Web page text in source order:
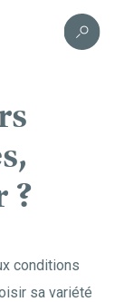
?
conditions
sa variété